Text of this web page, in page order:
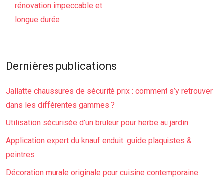
rénovation impeccable et
longue durée
Dernières publications
Jallatte chaussures de sécurité prix : comment s’y retrouver
dans les différentes gammes ?
Utilisation sécurisée d’un bruleur pour herbe au jardin
Application expert du knauf enduit: guide plaquistes &
peintres
Décoration murale originale pour cuisine contemporaine